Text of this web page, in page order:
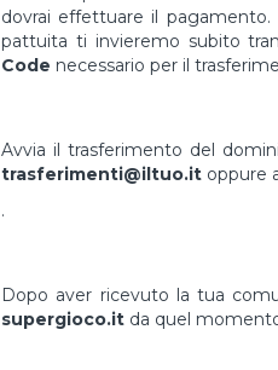
dovrai effettuare il
pattuita ti invieremo subito
Code necessario per il
Avvia il trasferimento del
trasferimenti@iltuo.it oppure
.
Dopo aver ricevuto la tua
supergioco.it da quel